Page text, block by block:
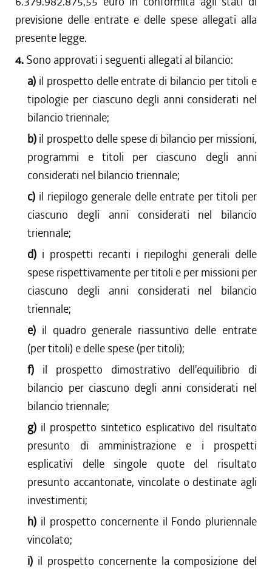
previsione delle entrate e delle spese allegati alla
presente legge.
4. Sono approvati i seguenti allegati al bilancio:
a) il prospetto delle entrate di bilancio per titoli e
tipologie per ciascuno degli anni considerati nel
bilancio triennale;
b) il prospetto delle spese di bilancio per missioni,
programmi e titoli per ciascuno degli anni
considerati nel bilancio triennale;
c) il riepilogo generale delle entrate per titoli per
ciascuno degli anni considerati nel bilancio
triennale;
d) i prospetti recanti i riepiloghi generali delle
spese rispettivamente per titoli e per missioni per
ciascuno degli anni considerati nel bilancio
triennale;
e) il quadro generale riassuntivo delle entrate
(per titoli) e delle spese (per titoli);
f) il prospetto dimostrativo dell'equilibrio di
bilancio per ciascuno degli anni considerati nel
bilancio triennale;
g) il prospetto sintetico esplicativo del risultato
presunto di amministrazione e i prospetti
esplicativi delle singole quote del risultato
presunto accantonate, vincolate o destinate agli
investimenti;
h) il prospetto concernente il Fondo pluriennale
vincolato;
i) il prospetto concernente la composizione del